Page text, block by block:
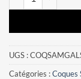
UGS :
Catégories :Coques